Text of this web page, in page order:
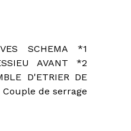
SCHEMA *1
AVANT *2
D'ETRIER DE
Couple de serrage